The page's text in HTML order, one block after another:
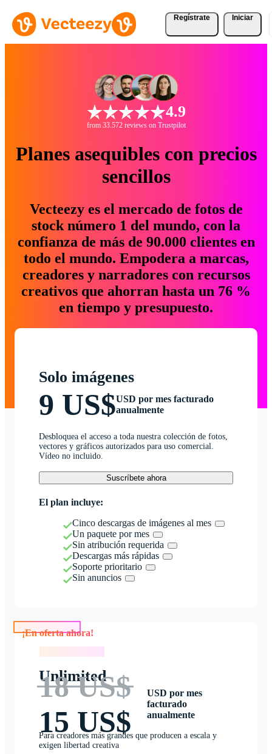
Regístrate Iniciar
4.9
from 33.572 reviews on Trustpilot
Planes asequibles con precios
sencillos
Vecteezy es el mercado de fotos de
stock número 1 del mundo, con la
confianza de más de 90.000 clientes en
todo el mundo. Empodera a marcas,
creadores y narradores con recursos
creativos que ahorran hasta un 76 %
en tiempo y presupuesto.
Solo imágenes
9 US$USD por mes facturado
anualmente
Desbloquea el acceso a toda nuestra colección de fotos,
vectores y gráficos autorizados para uso comercial.
Vídeo no incluido.
Suscríbete ahora
El plan incluye:
Cinco descargas de imágenes al mes
Un paquete por mes
Sin atribución requerida
Descargas más rápidas
Soporte prioritario
Sin anuncios
Unlimited
18 US$
15 US$
USD por mes
facturado
anualmente
Para creadores más grandes que producen a escala y
exigen libertad creativa